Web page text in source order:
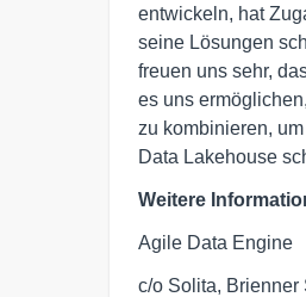
entwickeln, hat
seine Lösungen
freuen uns sehr,
es uns
zu kombinieren,
Data Lakehouse
Weitere
Agile Data Engine
c/o Solita, Brienner